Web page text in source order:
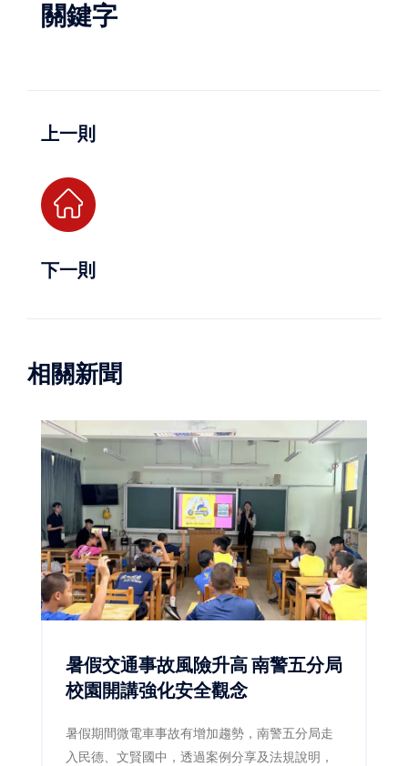
關鍵字
上一則
下一則
相關新聞
暑假交通事故風險升高 南警五分局
校園開講強化安全觀念
暑假期間微電車事故有增加趨勢，南警五分局走
入民德、文賢國中，透過案例分享及法規說明，